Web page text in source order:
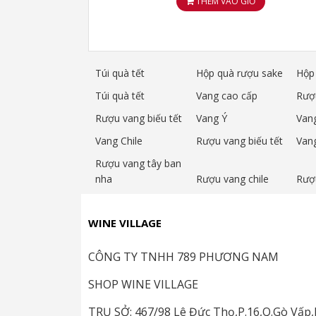
Túi quà tết Hộp quà rượu sake
Túi quà tết
Vang cao cấp
Rượu vang biếu tết
Vang Ý
Vang Chile
Rượu vang biếu tết
Rượu vang tây ban
nha
Rượu vang chile
WINE VILLAGE
CÔNG TY TNHH 789 PHƯƠNG NAM
SHOP WINE VILLAGE
TRỤ SỞ: 467/98 Lê Đức Thọ,P.16,Q.Gò